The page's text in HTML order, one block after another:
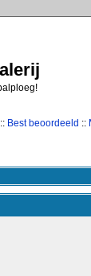
:: Best beoordeeld ::